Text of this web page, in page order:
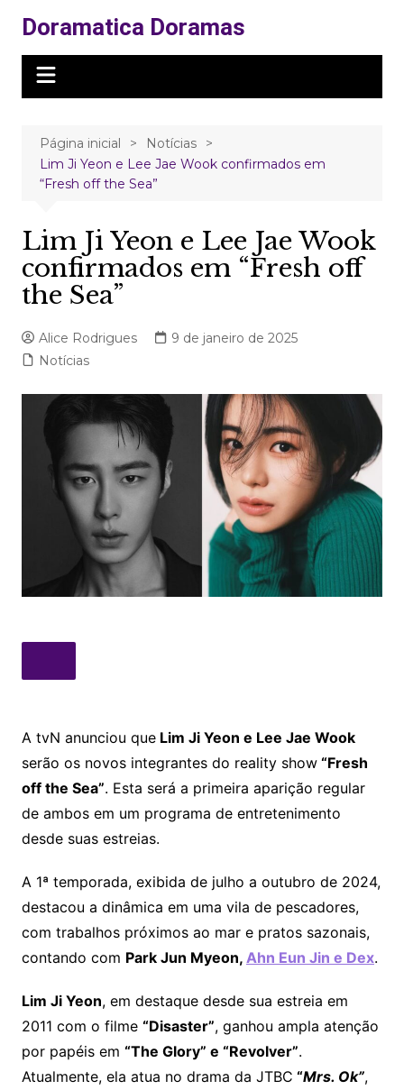
para
conteúdo
Doramatica Doramas
Página inicial
Notícias
Lim Ji Yeon e Lee Jae Wook confirmados em
“Fresh off the Sea”
Lim Ji Yeon e Lee Jae Wook
confirmados em “Fresh off
the Sea”
Alice Rodrigues
9 de janeiro de 2025
Notícias
A tvN anunciou queLim Ji Yeon e Lee Jae Wook
serão os novos integrantes do reality show“Fresh
off the Sea”. Esta será a primeira aparição regular
de ambos em um programa de entretenimento
desde suas estreias.
A 1ª temporada, exibida de julho a outubro de 2024,
destacou a dinâmica em uma vila de pescadores,
com trabalhos próximos ao mar e pratos sazonais,
contando com Park Jun Myeon, Ahn Eun Jin e Dex.
Lim Ji Yeon, em destaque desde sua estreia em
2011 com o filme “Disaster”, ganhou ampla atenção
por papéis em “The Glory” e “Revolver”.
Atualmente, ela atua no drama da JTBC “Mrs. Ok”,